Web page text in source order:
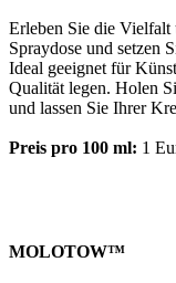
Erleben Sie die
Spraydose und setzen
Ideal geeignet für
Qualität legen. Holen
und lassen Sie Ihrer
Preis pro 100 ml: 1
MOLOTOW™